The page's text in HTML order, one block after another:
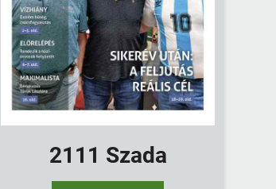
2111 Szada